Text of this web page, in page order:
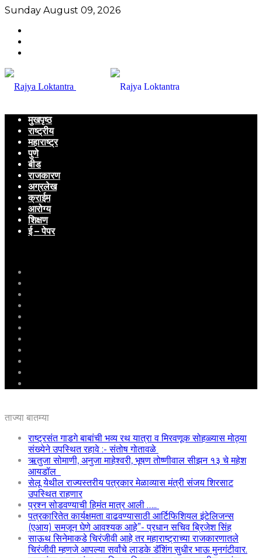
Sunday August 09, 2026
मुखपृष्ठ
राष्ट्रीय
महाराष्ट्र
पुणे
बीड
राजकारण
अग्रलेख
क्राईम
आरोग्य
शिक्षण
ई – पेपर
ताज्या बातम्या
राष्ट्रसंत गाडगे बाबांची भव्य रथ यात्रा व मिरवणूक सोहळ्यास मोठ्या
संख्येने उपस्थित रहावे :- संतोष गोतावळे
ऋतुजा सोमाणी, अनुजा माहेश्वरी, भूषण तोष्णीवाल सीझन १३ चे महेश
आयडॉल
सेलू येथील राज्यस्तरीय पत्रकार मेळाव्यास मंत्री संजय शिरसाट
उपस्थित राहणार
प्रश्न सोडवण्याची हिमंत मात्र आली …..
पत्रकारितेत कार्यक्षमता वाढवण्यासाठी आर्टिफिशियल इंटेलिजन्स
(एआय) समजून घेणे आवश्यक आहे”- प्रधान सचिव ब्रिजेश सिंह
साऊथ सिनेमाकडे चिरंजीवी आहे तर महाराष्ट्राच्या राजकारणातले
चिरंजीवी म्हणजे आपल्या सर्वांचे लाडके डॅशिंग सुधीर भाऊ मुनगंटीवार.